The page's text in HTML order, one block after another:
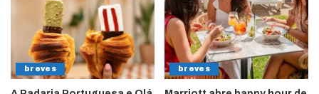
breves breves